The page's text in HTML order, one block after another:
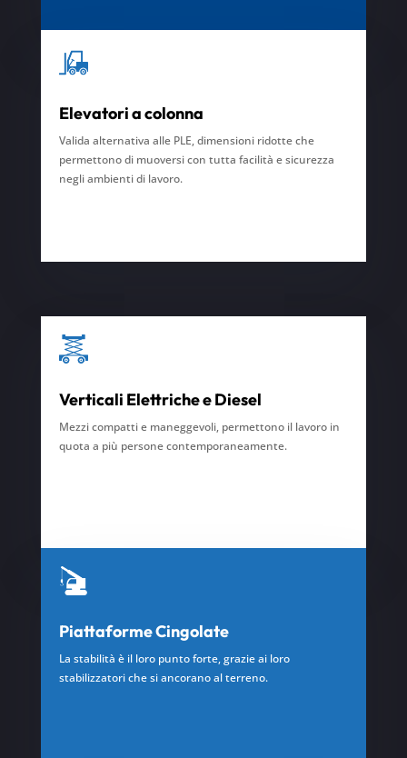
Elevatori a colonna
Valida alternativa alle PLE, dimensioni ridotte che
permettono di muoversi con tutta facilità e sicurezza
negli ambienti di lavoro.
Verticali Elettriche e Diesel
Mezzi compatti e maneggevoli, permettono il lavoro in
quota a più persone contemporaneamente.
Piattaforme Cingolate
La stabilità è il loro punto forte, grazie ai loro
stabilizzatori che si ancorano al terreno.